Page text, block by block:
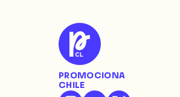
PROMOCIONA
CHILE